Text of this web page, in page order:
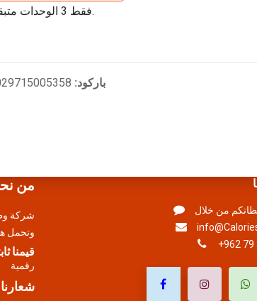
فقط 3 الوحدات متبقي.
باركود:
من
شركة
وتحمل
قيمنا
رقمية
من خلال
+962 79